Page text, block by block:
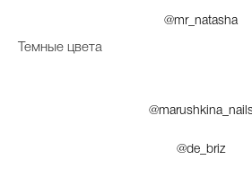
@mr_natasha
Темные цвета
@de_briz